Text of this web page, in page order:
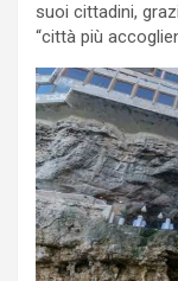
suoi cittadini,
“città più